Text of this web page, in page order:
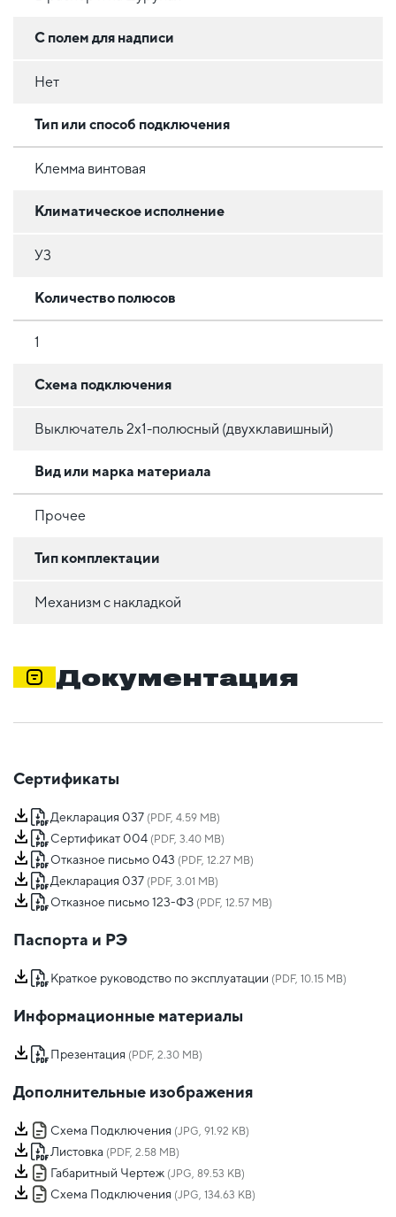
С полем для надписи
Нет
Тип или способ подключения
Клемма винтовая
Климатическое исполнение
У3
Количество полюсов
1
Схема подключения
Выключатель 2х1-полюсный (двухклавишный)
Вид или марка материала
Прочее
Тип комплектации
Механизм с накладкой
Документация
Сертификаты
Декларация 037 (PDF, 4.59 MB)
Сертификат 004 (PDF, 3.40 MB)
Отказное письмо 043 (PDF, 12.27 MB)
Декларация 037 (PDF, 3.01 MB)
Отказное письмо 123-ФЗ (PDF, 12.57 MB)
Паспорта и РЭ
Краткое руководство по эксплуатации (PDF, 10.15 MB)
Информационные материалы
Презентация (PDF, 2.30 MB)
Дополнительные изображения
Схема Подключения (JPG, 91.92 KB)
Листовка (PDF, 2.58 MB)
Габаритный Чертеж (JPG, 89.53 KB)
Схема Подключения (JPG, 134.63 KB)